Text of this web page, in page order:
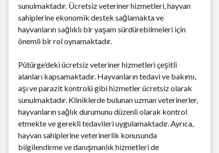
sunulmaktadır. Ücretsiz veteriner hizmetleri, hayvan
sahiplerine ekonomik destek sağlamakta ve
hayvanların sağlıklı bir yaşam sürdürebilmeleri için
önemli bir rol oynamaktadır.
Pütürge’deki ücretsiz veteriner hizmetleri çeşitli
alanları kapsamaktadır. Hayvanların tedavi ve bakımı,
aşı ve parazit kontrolü gibi hizmetler ücretsiz olarak
sunulmaktadır. Kliniklerde bulunan uzman veterinerler,
hayvanların sağlık durumunu düzenli olarak kontrol
etmekte ve gerekli tedavileri uygulamaktadır. Ayrıca,
hayvan sahiplerine veterinerlik konusunda
bilgilendirme ve danışmanlık hizmetleri de